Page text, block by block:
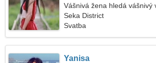
Vášnivá žena hledá vášnivý
Seka District
Svatba
Yanisa